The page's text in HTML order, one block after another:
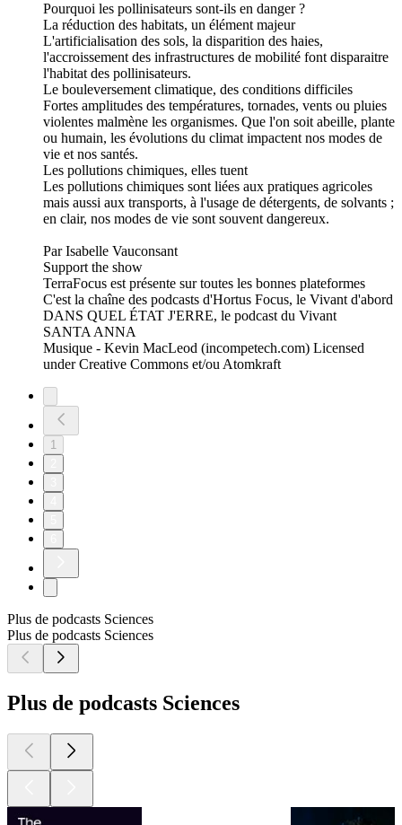
Pourquoi les pollinisateurs sont-ils en danger ?
La réduction des habitats, un élément majeur
L'artificialisation des sols, la disparition des haies,
l'accroissement des infrastructures de mobilité font disparaitre
l'habitat des pollinisateurs.
Le bouleversement climatique, des conditions difficiles
Fortes amplitudes des températures, tornades, vents ou pluies
violentes malmène les organismes. Que l'on soit abeille, plante
ou humain, les évolutions du climat impactent nos modes de
vie et nos santés.
Les pollutions chimiques, elles tuent
Les pollutions chimiques sont liées aux pratiques agricoles
mais aussi aux transports, à l'usage de détergents, de solvants ;
en clair, nos modes de vie sont souvent dangereux.
Par Isabelle Vauconsant
Support the show
TerraFocus est présente sur toutes les bonnes plateformes
C'est la chaîne des podcasts d'Hortus Focus, le Vivant d'abord
DANS QUEL ÉTAT J'ERRE, le podcast du Vivant
SANTA ANNA
Musique - Kevin MacLeod (incompetech.com) Licensed
under Creative Commons et/ou Atomkraft
1
Plus de podcasts Sciences
Plus de podcasts Sciences
Plus de podcasts Sciences